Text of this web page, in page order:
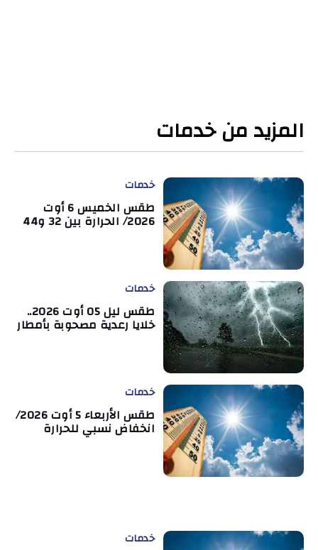
المزيد من خدمات
خدمات
طقس الخميس 6 أوت
2026/ الحرارة بين 32 و44
خدمات
طقس ليل 05 أوت 2026..
خلايا رعدية مصحوبة بأمطار
خدمات
طقس الأربعاء 5 أوت 2026/
انخفاض نسبي للحرارة
خدمات